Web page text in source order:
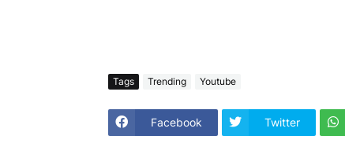
Tags Trending Youtube
Facebook Twitter